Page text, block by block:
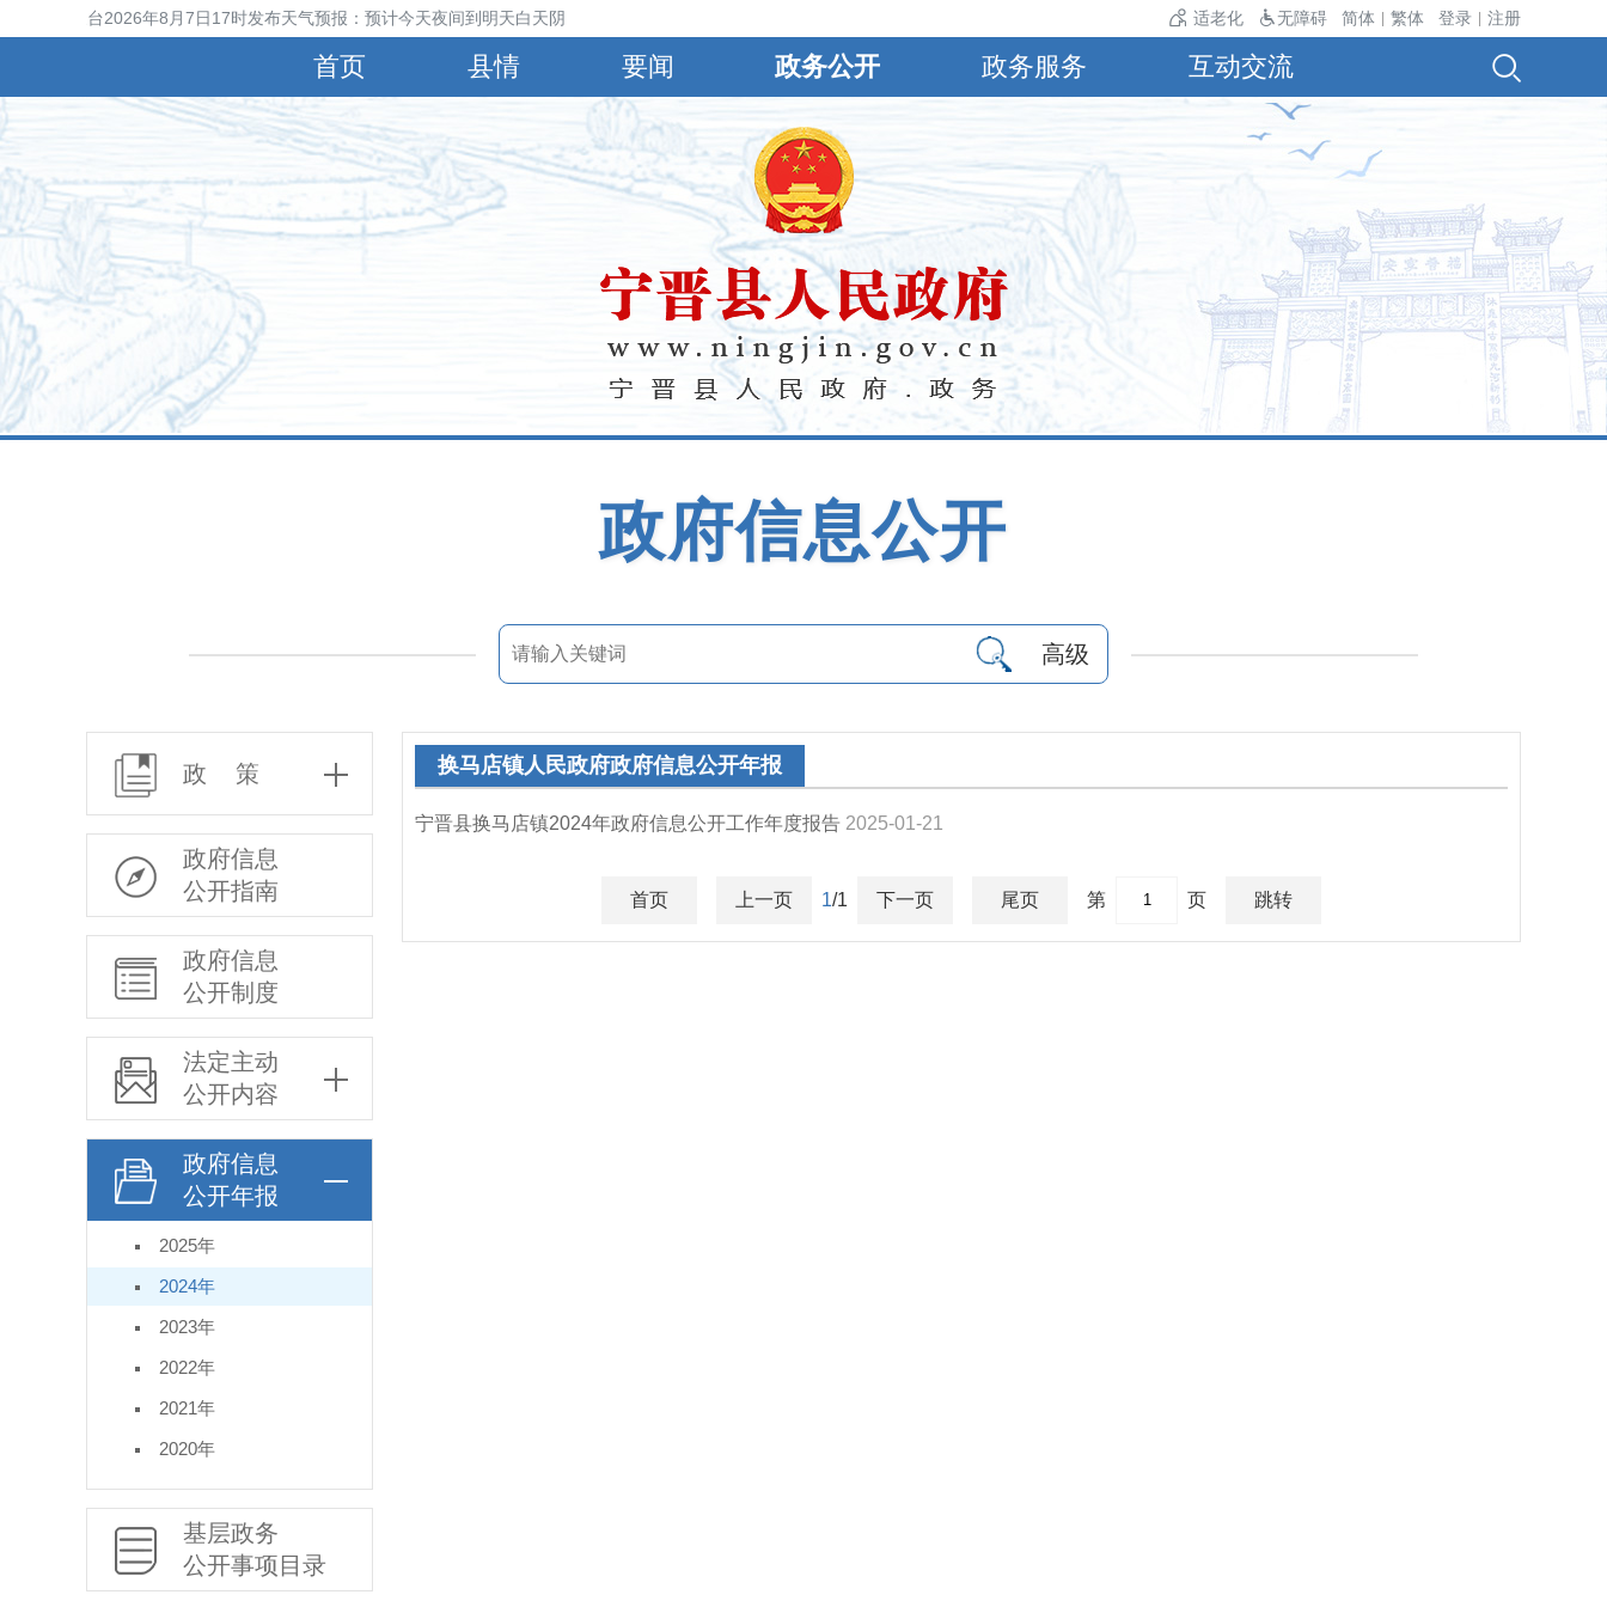
晋县气象台2026年8月7日17时发布天气预报：预计今天夜间到明天白天阴有分散性雷阵雨或阵雨转多云，北风4～6级，阵风7~9级，夜间局地阵风10级以上，26℃～33℃；明天夜间到后天白天多云，北风3～4级，
适老化 无障碍 简体 繁体 登录 注册
首页 县情 要闻 政务公开 政务服务 互动交流
政府信息公开
高级
政 策
政府信息
公开指南
政府信息
公开制度
法定主动
公开内容
政府信息
公开年报
2025年
2024年
2023年
2022年
2021年
2020年
基层政务
公开事项目录
换马店镇人民政府政府信息公开年报
宁晋县换马店镇2024年政府信息公开工作年度报告 2025-01-21
首页 上一页 1/1 下一页 尾页 第 页 跳转